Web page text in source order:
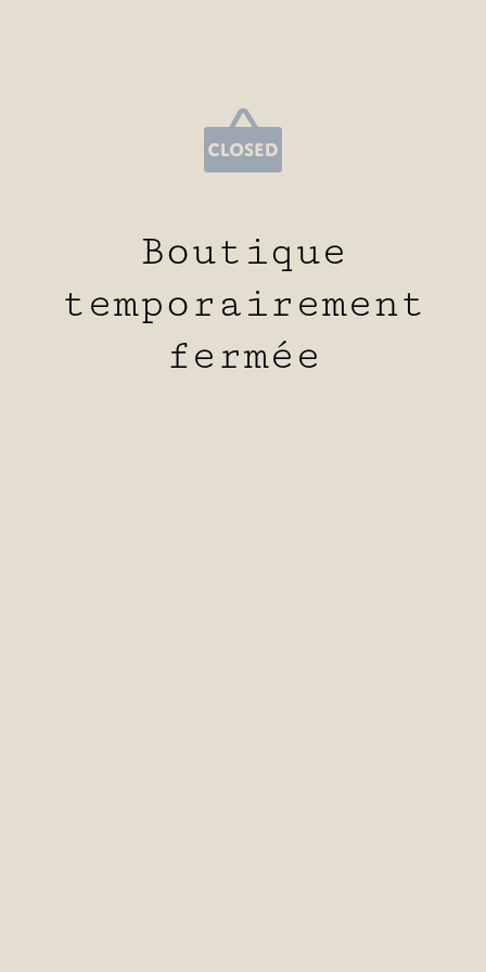
Boutique
temporairement
fermée